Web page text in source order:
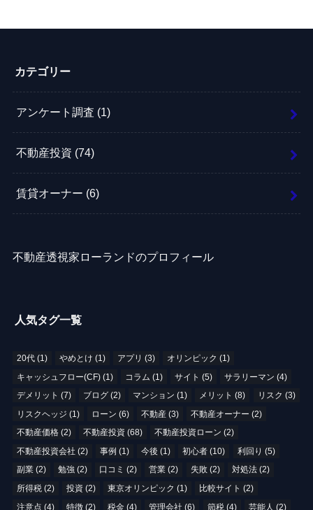
カテゴリー
アンケート調査 (1)
不動産投資 (74)
賃貸オーナー (6)
不動産透視家ローランドのプロフィール
人気タグ一覧
20代(1) やめとけ (1) アプリ (3) オリンピック (1)
キャッシュフロー(CF)(1) コラム (1) サイト (5) サラリーマン (4)
デメリット (7) ブログ (2) マンション (1) メリット (8) リスク (3)
リスクヘッジ (1) ローン (6) 不動産 (3) 不動産オーナー (2)
不動産価格(2) 不動産投資 (68) 不動産投資ローン (2)
不動産投資会社 (2) 事例 (1) 今後 (1) 初心者 (10) 利回り (5)
副業(2) 勉強 (2) 口コミ (2) 営業 (2) 失敗(2) 対処法(2)
所得税(2) 投資 (2) 東京オリンピック (1) 比較サイト (2)
注意点 (4) 特徴 (2) 税金 (4) 管理会社 (6) 節税 (4) 芸能人 (2)